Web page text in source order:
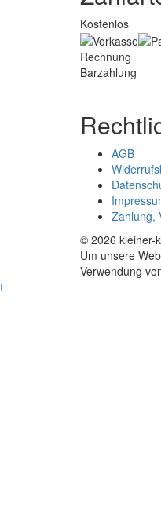
Kostenlos
Rechnung
Barzahlung
AGB
Zahlung,
© 2026 kleiner-
Um unsere
Verwendung